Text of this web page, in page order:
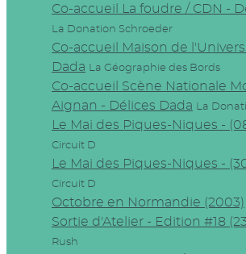
Co-accueil La foudre / CDN -
La Donation Schroeder
Co-accueil Maison de
Dada La Géographie des Bords
Co-accueil Scène Nationale
Aignan - Délices Dada La
Le Mai des Piques-Niques -
Circuit D
Le Mai des Piques-Niques -
Circuit D
Octobre en Normandie (2003)
Sortie d'Atelier - Edition #18
Rush